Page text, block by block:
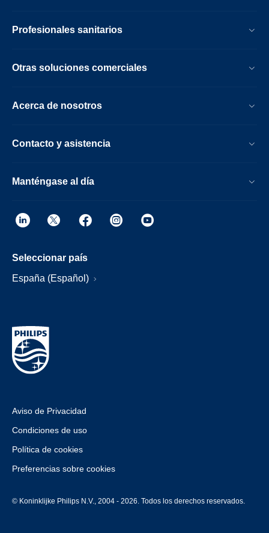
Profesionales sanitarios
Otras soluciones comerciales
Acerca de nosotros
Contacto y asistencia
Manténgase al día
Seleccionar país
España (Español)
Aviso de Privacidad
Condiciones de uso
Política de cookies
Preferencias sobre cookies
© Koninklijke Philips N.V., 2004 - 2026. Todos los derechos reservados.